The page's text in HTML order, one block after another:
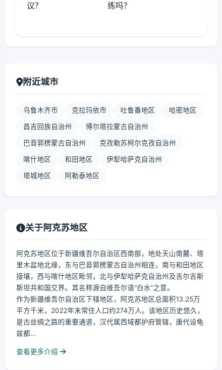
议？ 练吗？
附近城市
乌鲁木齐市 克拉玛依市 吐鲁番地区 哈密地区
昌吉回族自治州 博尔塔拉蒙古自治州
巴音郭楞蒙古自治州 克孜勒苏柯尔克孜自治州
喀什地区 和田地区 伊犁哈萨克自治州
塔城地区 阿勒泰地区
关于阿克苏地区
阿克苏地区位于新疆维吾尔自治区西南部，地处天山南麓、塔
里木盆地北缘，东与巴音郭楞蒙古自治州相连，南与和田地区
接壤，西与喀什地区毗邻，北与伊犁哈萨克自治州及吉尔吉斯
斯坦共和国交界。其名称源自维吾尔语“白水”之意。
作为新疆维吾尔自治区下辖地区，阿克苏地区总面积13.25万
平方千米，2022年末常住人口约274万人。该地区历史悠久，
是古丝绸之路的重要通道，汉代属西域都护府管辖，唐代设龟
兹都...
查看更多介绍